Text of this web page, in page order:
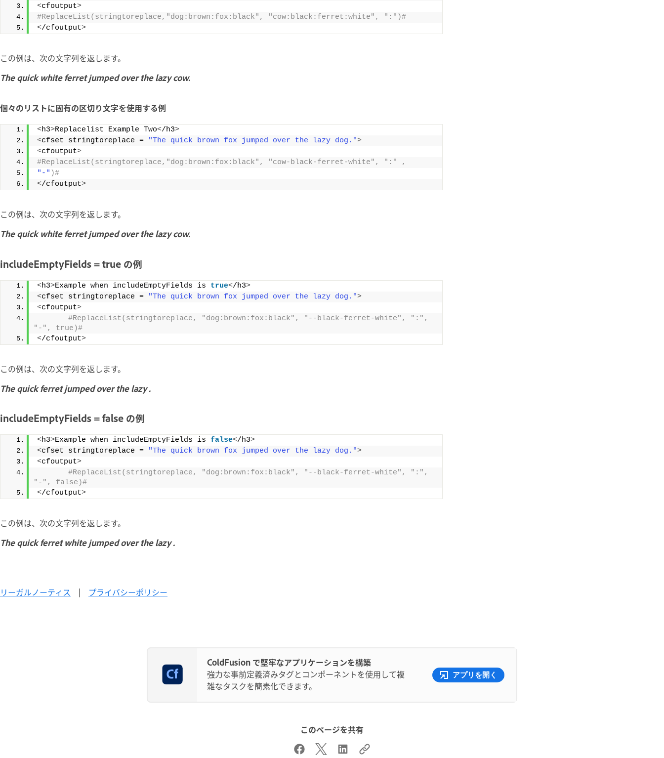
<cfoutput>
#ReplaceList(stringtoreplace,"dog:brown:fox:black", "cow:black:ferret:white", ":")#
</cfoutput>
この例は、次の文字列を返します。
The quick white ferret jumped over the lazy cow.
個々のリストに固有の区切り文字を使用する例
<h3>Replacelist Example Two</h3>
<cfset stringtoreplace = "The quick brown fox jumped over the lazy dog.">
<cfoutput>
#ReplaceList(stringtoreplace,"dog:brown:fox:black", "cow-black-ferret-white", ":" ,
"-" )#
</cfoutput>
この例は、次の文字列を返します。
The quick white ferret jumped over the lazy cow.
includeEmptyFields = true の例
<h3>Example when includeEmptyFields is true</h3>
<cfset stringtoreplace = "The quick brown fox jumped over the lazy dog.">
<cfoutput>
#ReplaceList(stringtoreplace, "dog:brown:fox:black", "--black-ferret-white", ":",
"-", true)#
</cfoutput>
この例は、次の文字列を返します。
The quick ferret jumped over the lazy .
includeEmptyFields = false の例
<h3>Example when includeEmptyFields is false</h3>
<cfset stringtoreplace = "The quick brown fox jumped over the lazy dog.">
<cfoutput>
#ReplaceList(stringtoreplace, "dog:brown:fox:black", "--black-ferret-white", ":",
"-", false)#
</cfoutput>
この例は、次の文字列を返します。
The quick ferret white jumped over the lazy .
リーガルノーティス | プライバシーポリシー
ColdFusion で堅牢なアプリケーションを構築
強力な事前定義済みタグとコンポーネントを使用して複
雑なタスクを簡素化できます。
アプリを開く
このページを共有